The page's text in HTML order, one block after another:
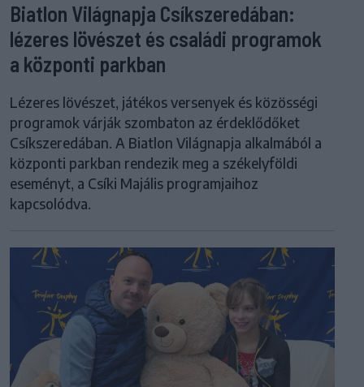
Biatlon Világnapja Csíkszeredában:
lézeres lövészet és családi programok
a központi parkban
Lézeres lövészet, játékos versenyek és közösségi
programok várják szombaton az érdeklődőket
Csíkszeredában. A Biatlon Világnapja alkalmából a
központi parkban rendezik meg a székelyföldi
eseményt, a Csíki Majális programjaihoz
kapcsolódva.